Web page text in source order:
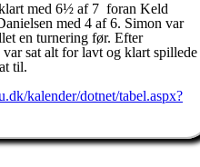
med 6½ af 7 foran Keld
med 4 af 6. Simon var
en turnering før. Efter
sat alt for lavt og klart spillede
til.
kalender/dotnet/tabel.aspx?